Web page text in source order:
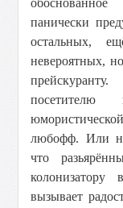
панически
остальных,
невероятных,
любофф. Или
что
вызывает